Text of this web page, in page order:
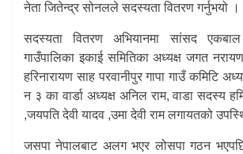
नेता जितेन्द्र सोनलले सदस्यता वितरण गर्नुभयो ।
सदस्यता वितरण अभियानमा सांसद एकबाल
गाउँपालिका इकाई समितिका अध्यक्ष जगत
हरिनारायण साह परवानीपुर गापा गाउँ कमिटि
न ३ का वार्डा अध्यक्ष अनिल राम, वाडा सदस्य
,जयपति देवी यादव ,उमा देवी राम लगायतको
जसपा नेपालबाट अलग भएर लोसपा गठन भएपछि